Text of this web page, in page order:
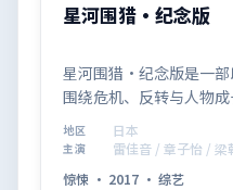
星河围猎·纪念版
星河围猎·纪念版是一部
围绕危机、反转与人物
得推荐观看。
地区 日本
主演
雷佳音 / 章子怡 / 梁
惊悚 · 2017 · 综艺